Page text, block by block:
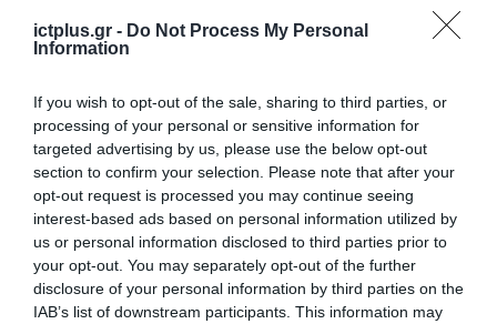
ictplus.gr - Do Not Process My Personal
Information
If you wish to opt-out of the sale, sharing to third parties, or
processing of your personal or sensitive information for
targeted advertising by us, please use the below opt-out
section to confirm your selection. Please note that after your
opt-out request is processed you may continue seeing
interest-based ads based on personal information utilized by
us or personal information disclosed to third parties prior to
your opt-out. You may separately opt-out of the further
disclosure of your personal information by third parties on the
IAB’s list of downstream participants. This information may
Η πιο ταξιδιάρικη
βαλίτσα του φετινού
υπογραφή της Xiaomi
31.07.2026
ΟΛΗ Η ΡΟΗ ΕΙΔΗΣΕΩΝ